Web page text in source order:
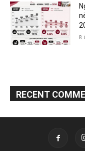
8
RECENT